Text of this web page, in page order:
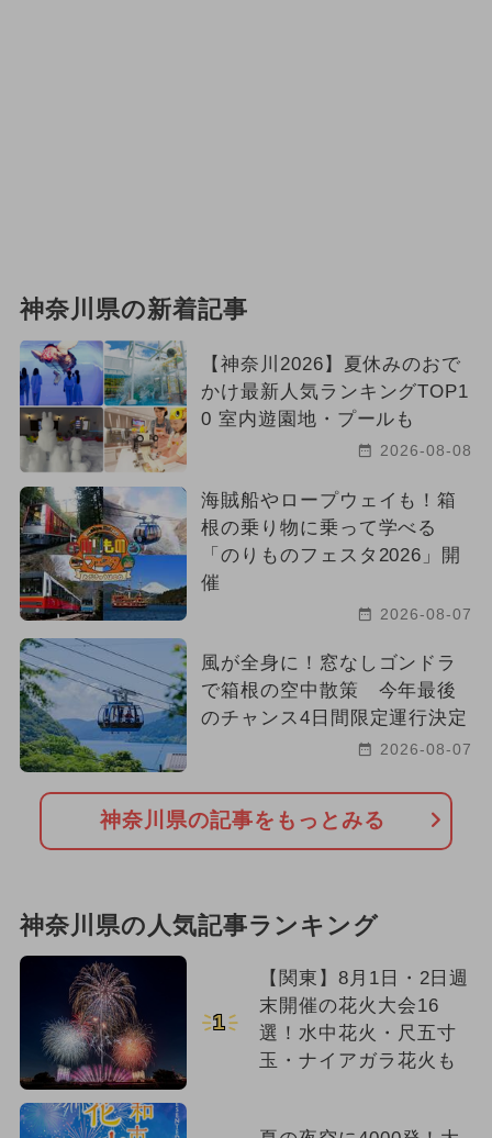
神奈川県の新着記事
【神奈川2026】夏休みのおで
かけ最新人気ランキングTOP1
0 室内遊園地・プールも
2026-08-08
海賊船やロープウェイも！箱
根の乗り物に乗って学べる
「のりものフェスタ2026」開
催
2026-08-07
風が全身に！窓なしゴンドラ
で箱根の空中散策 今年最後
のチャンス4日間限定運行決定
2026-08-07
神奈川県の記事をもっとみる
神奈川県の人気記事ランキング
1
【関東】8月1日・2日週
末開催の花火大会16
選！水中花火・尺五寸
玉・ナイアガラ花火も